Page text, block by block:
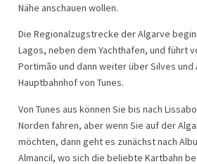
Nähe anschauen wollen.
Die Regionalzugstrecke der Algarve
Lagos, neben dem Yachthafen, und führt
Portimão und dann weiter über Silves und
Hauptbahnhof von Tunes.
Von Tunes aus können Sie bis nach
Norden fahren, aber wenn Sie auf der
möchten, dann geht es zunächst nach
Almancil, wo sich die beliebte Kartbahn